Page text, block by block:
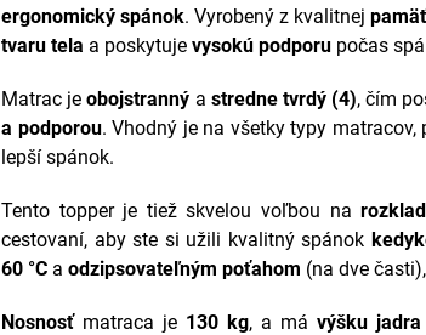
ergonomický spánok. Vyrobený z kvalitnej
tvaru tela a poskytuje vysokú podporu počas
Matrac jeobojstranný a stredne tvrdý (4), čím
a podporou. Vhodný je na všetky typy matracov,
lepší spánok.
Tento topper je tiež skvelou voľbou na
cestovaní, aby ste si užili kvalitný spánok
60 °C a odzipsovateľným poťahom (na dve
Nosnosťmatraca je 130 kg, a má výšku